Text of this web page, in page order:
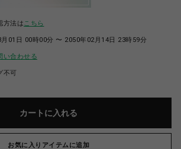
方法は こちら
01日 00時00分 〜 2050年02月14日 23時59分
い合わせる
不可
カートに入れる
お気に入りアイテムに追加